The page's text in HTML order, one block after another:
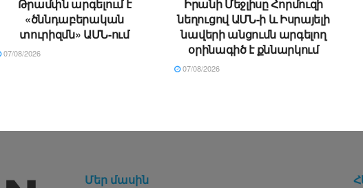
Թրամփն արգելում է
«ծննդաբերական
տուրիզմն» ԱՄՆ-ում
07/08/2026
Իրանի Մեջլիսը Հորմուզի
նեղուցով ԱՄՆ-ի և Իսրայելի
նավերի անցումն արգելող
օրինագիծ է քննարկում
07/08/2026
Մեր մասին